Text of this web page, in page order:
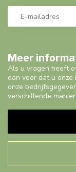
Meer
Als u vragen heeft
dan voor dat u
onze
verschillende